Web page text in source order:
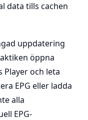
data tills cachen
uppdatering
öppna
Player och leta
EPG eller ladda
alla
EPG-